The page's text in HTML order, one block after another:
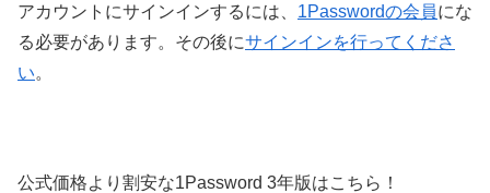
アカウントにサインインするには、 1Passwordの会員にな
る必要があります。その後にサインインを行ってくださ
い。
公式価格より割安な1Password 3年版はこちら！